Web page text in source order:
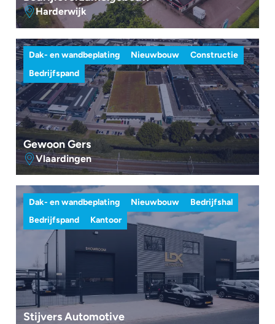
Harderwijk
Dak- en wandbeplating Nieuwbouw
Constructie
Bedrijfspand
Gewoon Gers
Vlaardingen
Dak- en wandbeplating Nieuwbouw
Bedrijfshal
Bedrijfspand
Kantoor
Stijvers Automotive